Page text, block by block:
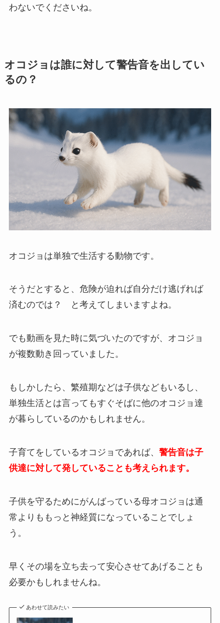
わないでくださいね。
オコジョは誰に対して警告音を出してい
るの？
オコジョは単独で生活する動物です。
そうだとすると、危険が迫れば自分だけ逃げれば
済むのでは？ と考えてしまいますよね。
でも動画を見た時に気づいたのですが、オコジョ
が複数動き回っていました。
もしかしたら、繁殖期などは子供などもいるし、
単独生活とは言ってもすぐそばに他のオコジョ達
が暮らしているのかもしれません。
子育てをしているオコジョであれば、 警告音は子
供達に対して発していることも考えられます。
子供を守るためにがんばっている母オコジョは通
常よりももっと神経質になっていることでしょ
う。
早くその場を立ち去って安心させてあげることも
必要かもしれませんね。
あわせて読みたい